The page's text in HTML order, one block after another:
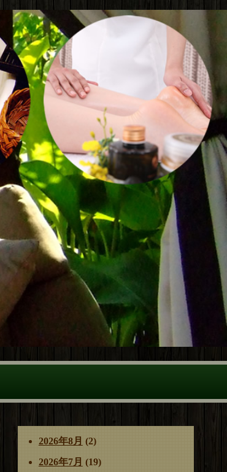
2026年8月 (2)
2026年7月 (19)